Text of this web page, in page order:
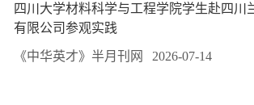
四川大学材料科学与工程学院学生赴四川
有限公司参观实践
《中华英才》半月刊网 2026-07-14